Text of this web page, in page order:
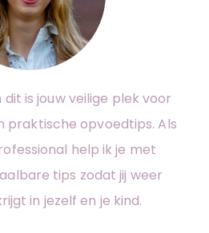
dit is jouw veilige plek voor
praktische opvoedtips. Als
help ik je met
tips zodat jij weer
in jezelf en je kind.